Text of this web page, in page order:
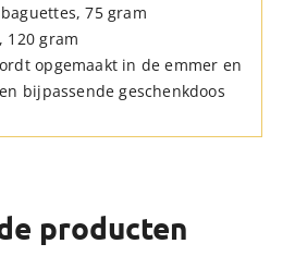
75 gram
120 gram
opgemaakt in de emmer en
bijpassende geschenkdoos
producten